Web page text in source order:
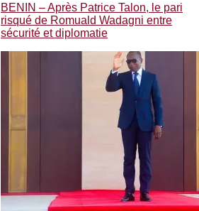
BENIN – Après Patrice Talon, le pari
risqué de Romuald Wadagni entre
sécurité et diplomatie